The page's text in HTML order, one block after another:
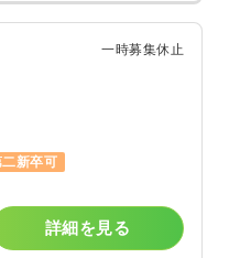
一時募集休止
二新卒可
詳細を見る